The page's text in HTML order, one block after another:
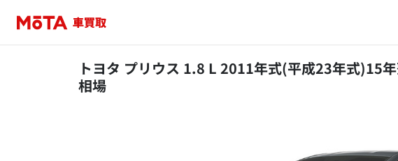
トヨタ プリウス 1.8 L 2011年式(平成23年式)15
相場